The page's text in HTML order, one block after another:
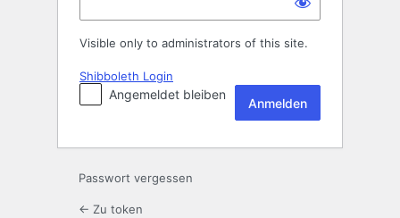
Visible only to administrators of this site.
Shibboleth Login
Angemeldet bleiben
Passwort vergessen
← Zu token